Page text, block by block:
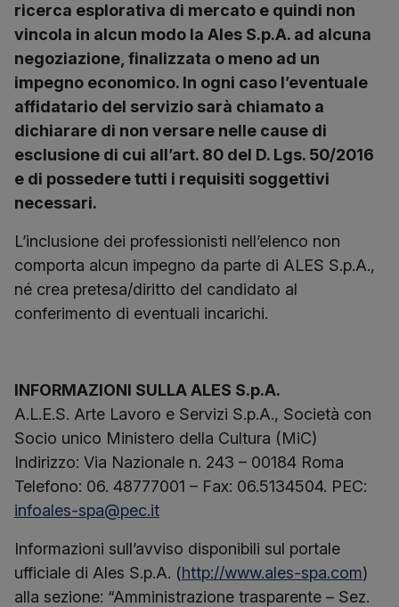
ricerca esplorativa di mercato e quindi non
vincola in alcun modo la Ales S.p.A. ad alcuna
negoziazione, finalizzata o meno ad un
impegno economico. In ogni caso l’eventuale
affidatario del servizio sarà chiamato a
dichiarare di non versare nelle cause di
esclusione di cui all’art. 80 del D. Lgs. 50/2016
e di possedere tutti i requisiti soggettivi
necessari.
L’inclusione dei professionisti nell’elenco non
comporta alcun impegno da parte di ALES S.p.A.,
né crea pretesa/diritto del candidato al
conferimento di eventuali incarichi.
INFORMAZIONI SULLA ALES S.p.A.
A.L.E.S. Arte Lavoro e Servizi S.p.A., Società con
Socio unico Ministero della Cultura (MiC)
Indirizzo: Via Nazionale n. 243 – 00184 Roma
Telefono: 06. 48777001 – Fax: 06.5134504. PEC:
infoales-spa@pec.it
Informazioni sull’avviso disponibili sul portale
ufficiale di Ales S.p.A. (http://www.ales-spa.com)
alla sezione: “Amministrazione trasparente – Sez.